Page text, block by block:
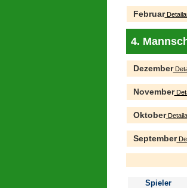
Februar
4.
Dezember
November
Oktober
September
Spieler